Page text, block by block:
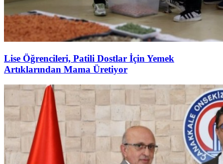
Lise Öğrencileri, Patili Dostlar İçin Yemek
Artıklarından Mama Üretiyor